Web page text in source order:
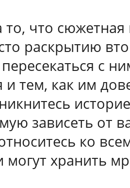
то, что
раскрытию
с
и тем, как им
зависеть от
ко
могут хранить